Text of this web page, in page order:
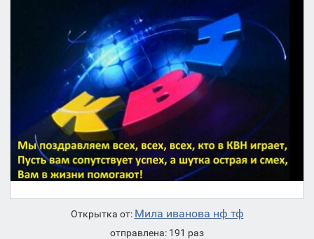
Открытка от: Мила иванова нф тф
отправлена: 191 раз